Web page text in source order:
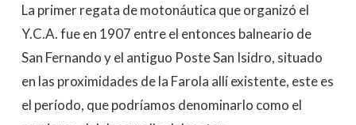
La primer regata de motonáutica que organizó el
Y.C.A. fue en 1907 entre el entonces balneario de
San Fernando y el antiguo Poste San Isidro, situado
en las proximidades de la Farola allí existente, este es
el período, que podríamos denominarlo como el